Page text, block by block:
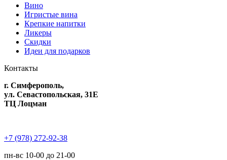
Вино
Игристые вина
Крепкие напитки
Ликеры
Скидки
Идеи для подарков
Контакты
г. Симферополь,
ул. Севастопольская, 31Е
ТЦ Лоцман
+7 (978) 272-92-38
пн-вс 10-00 до 21-00